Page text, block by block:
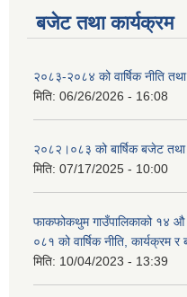
बजेट तथा कार्यक्रम
२०८३-२०८४ को वार्षिक नीति
मिति: 06/26/2026 - 16:08
२०८२।०८३ को बार्षिक बजेट तथा
मिति: 07/17/2025 - 10:00
फाकफोकथुम गाउँपालिकाको १४
०८१ को वार्षिक नीति, कार्यक्रम
मिति: 10/04/2023 - 13:39